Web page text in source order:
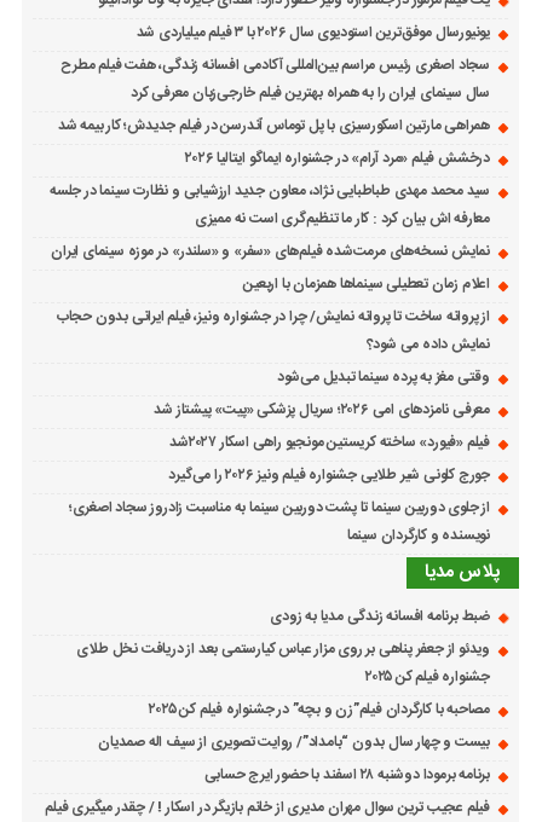
یونیورسال موفق‌ترین استودیوی سال ۲۰۲۶ با ۳ فیلم میلیاردی شد
سجاد اصغری رئیس مراسم بین‌المللی آکادمی افسانه زندگی، هفت فیلم مطرح
سال سینمای ایران را به همراه بهترین فیلم خارجی‌زبان معرفی کرد
همراهی مارتین اسکورسیزی با پل توماس ٱندرسن در فیلم جدیدش؛ کار بیمه شد
درخشش فیلم «مرد آرام» در جشنواره ایماگو ایتالیا ۲۰۲۶
سید محمد مهدی طباطبایی نژاد، معاون جدید ارزشیابی و نظارت سینما در جلسه
معارفه اش بیان کرد : کار ما تنظیم‌گری است نه ممیزی
نمایش نسخه‌های مرمت‌شده فیلم‌های «سفر» و «سلندر» در موزه سینمای ایران
اعلام زمان تعطیلی سینماها همزمان با اربعین
از پروانه ساخت تا پروانه نمایش/ چرا در جشنواره ونیز، فیلم ایرانی بدون حجاب
نمایش داده می شود؟
وقتی مغز به پرده سینما تبدیل می‌شود
معرفی نامزدهای امی ۲۰۲۶؛ سریال پزشکی «پیت» پیشتاز شد
فیلم «فیورد» ساخته کریستین مونجیو راهی اسکار ۲۰۲۷شد
جورج کلونی شیر طلایی جشنواره فیلم ونیز ۲۰۲۶ را می‌گیرد
از جلوی دوربین سینما تا پشت دوربین سینما به مناسبت زادروز سجاد اصغری؛
نویسنده و کارگردان سینما
پلاس مدیا
ضبط برنامه افسانه زندگی مدیا به زودی
ویدئو از جعفر پناهی بر روی مزار عباس کیارستمی بعد از دریافت نخل طلای
جشنواره فیلم کن ۲۰۲۵
مصاحبه با کارگردان فیلم”زن و بچه” در جشنواره فیلم کن ۲۰۲۵
بیست و چهار سال بدون “بامداد”/ روایت تصویری از سیف اله صمدیان
برنامه برمودا دوشنبه ۲۸ اسفند با حضور ایرج حسابی
فیلم عجیب ترین سوال مهران مدیری از خانم بازیگر در اسکار ! / چقدر میگیری فیلم